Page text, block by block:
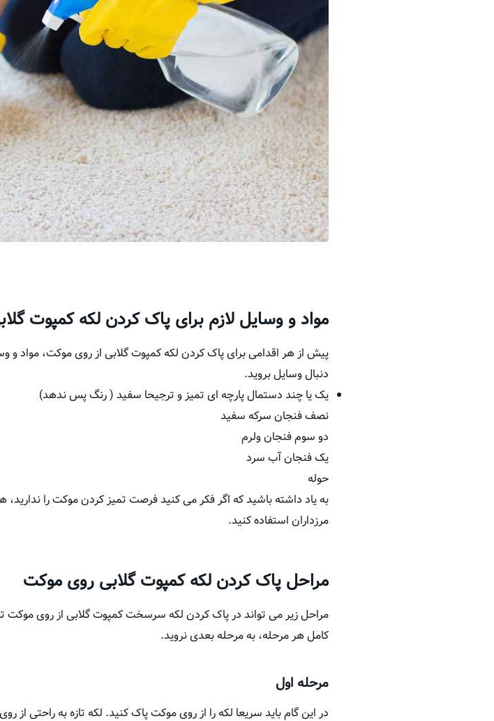
مواد و وسایل لازم برای پاک کردن لکه کمپوت
پیش از هر اقدامی برای پاک کردن لکه کمپوت گلابی از روی موکت، مواد و
دنبال وسایل بروید.
یک یا چند دستمال پارچه ای تمیز و ترجیحا سفید ( رنگ پس ندهد)
نصف فنجان سرکه سفید
دو سوم فنجان ولرم
یک فنجان آب سرد
حوله
به یاد داشته باشید که اگر فکر می کنید فرصت تمیز کردن موکت را
مرزداران استفاده کنید.
مراحل پاک کردن لکه کمپوت گلابی روی موکت
مراحل زیر می تواند در پاک کردن لکه سرسخت کمپوت گلابی از روی موکت
کامل هر مرحله، به مرحله بعدی نروید.
مرحله اول
در این گام باید سریعا لکه را از روی موکت پاک کنید. لکه تازه به